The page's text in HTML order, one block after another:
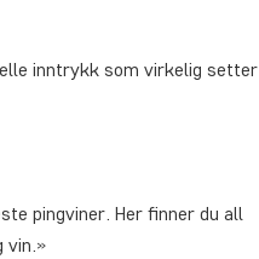
inntrykk som virkelig setter
pingviner. Her finner du all
vin.»